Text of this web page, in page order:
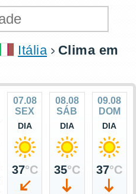
Itália
Clima em
07.08
SEX
DIA
37°C
08.08
SÁB
DIA
35°C
09.08
DOM
DIA
37°C